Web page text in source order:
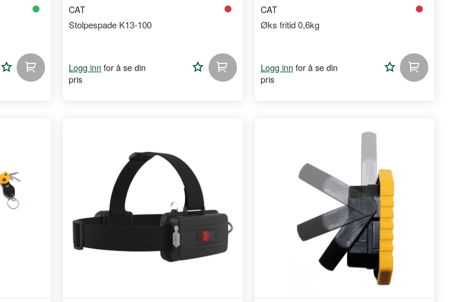
Legg
CAT
Stolpespade K13-100
Logg inn for å se din
pris
Legg
CAT
Øks fritid 0,6kg
Logg inn for å se din
pris
Legg